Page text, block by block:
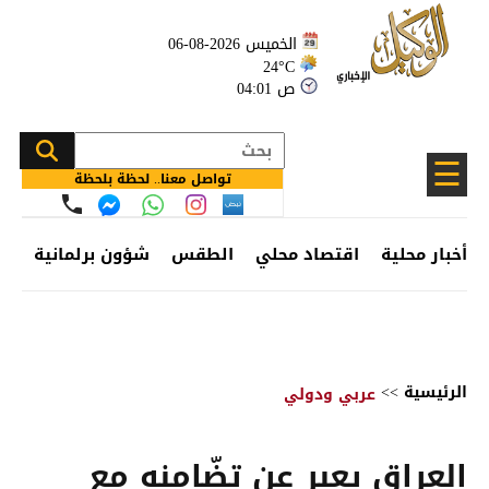
الخميس 2026-08-06
24°C
04:01 ص
☰ تواصل معنا.. لحظة بلحظة
أخبار محلية اقتصاد محلي الطقس شؤون برلمانية
الرئيسية >>عربي ودولي
العراق يعبر عن تضّامنه مع